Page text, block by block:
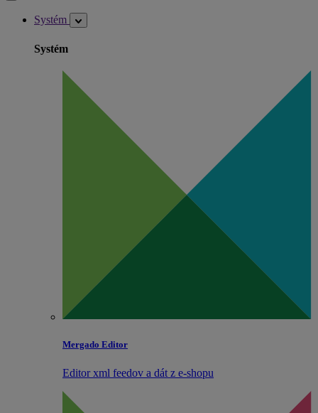
Systém
Systém
Mergado Editor
Editor xml feedov a dát z e‑shopu